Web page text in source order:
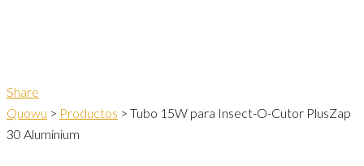
Share
Quowu > Productos > Tubo 15W para Insect-O-Cutor PlusZap
30 Aluminium